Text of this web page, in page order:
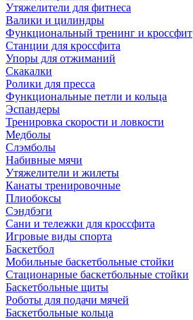
Утяжелители для фитнеса
Валики и цилиндры
Функциональный тренинг и кроссфит
Станции для кроссфита
Упоры для отжиманий
Скакалки
Ролики для пресса
Функциональные петли и кольца
Эспандеры
Тренировка скорости и ловкости
Медболы
Слэмболы
Набивные мячи
Утяжелители и жилеты
Канаты тренировочные
Плиобоксы
Сэндбэги
Сани и тележки для кроссфита
Игровые виды спорта
Баскетбол
Мобильные баскетбольные стойки
Стационарные баскетбольные стойки
Баскетбольные щиты
Роботы для подачи мячей
Баскетбольные кольца